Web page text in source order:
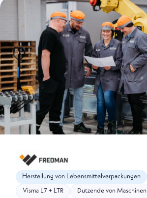
Herstellung von Lebensmittelverpackungen
Visma L7 + LTR Dutzende von Maschinen